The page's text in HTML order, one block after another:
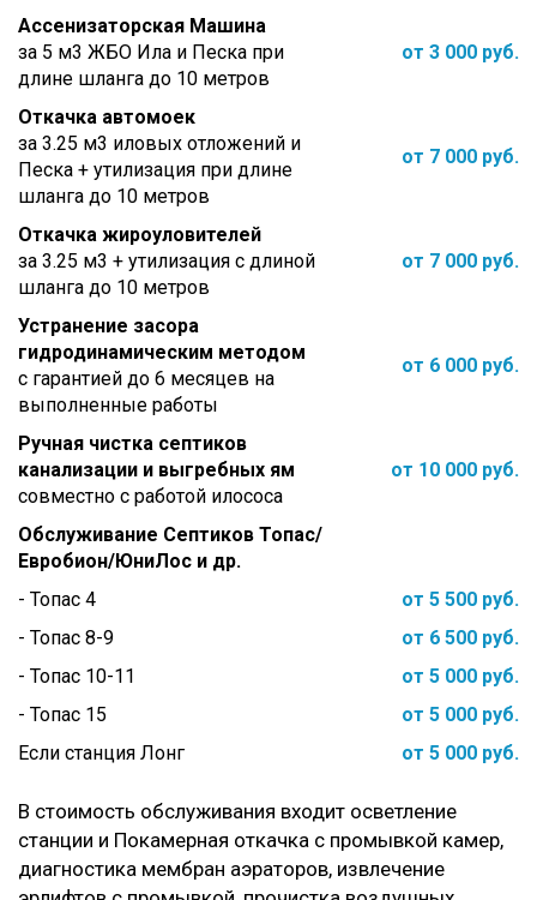
Ассенизаторская Машина
за 5 м3 ЖБО Ила и Песка при
длине шланга до 10 метров
от 3 000 руб.
Откачка автомоек
за 3.25 м3 иловых отложений и
Песка + утилизация при длине
шланга до 10 метров
от 7 000 руб.
Откачка жироуловителей
за 3.25 м3 + утилизация с длиной
шланга до 10 метров
от 7 000 руб.
Устранение засора
гидродинамическим методом
с гарантией до 6 месяцев на
выполненные работы
от 6 000 руб.
Ручная чистка септиков
канализации и выгребных ям
совместно с работой илососа
от 10 000 руб.
Обслуживание Септиков Топас/
Евробион/ЮниЛос и др.
- Топас 4
от 5 500 руб.
- Топас 8-9
от 6 500 руб.
- Топас 10-11
от 5 000 руб.
- Топас 15
от 5 000 руб.
Если станция Лонг
от 5 000 руб.
В стоимость обслуживания входит осветление
станции и Покамерная откачка с промывкой камер,
диагностика мембран аэраторов, извлечение